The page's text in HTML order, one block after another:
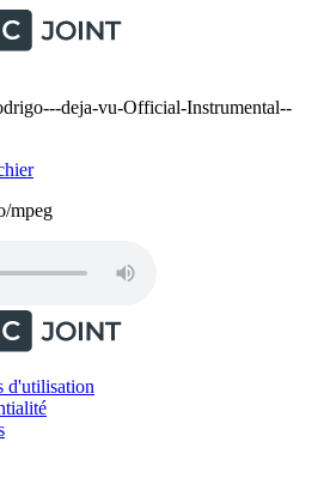
deja-vu-Official-Instrumental--
mpeg
d'utilisation